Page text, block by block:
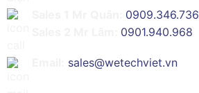
0909.346.736
0901.940.968
sales@wetechviet.vn